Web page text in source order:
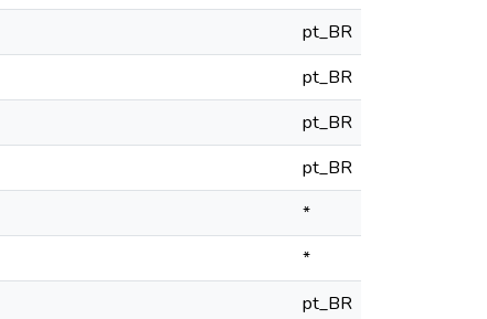
pt_BR
pt_BR
pt_BR
pt_BR
*
*
pt_BR